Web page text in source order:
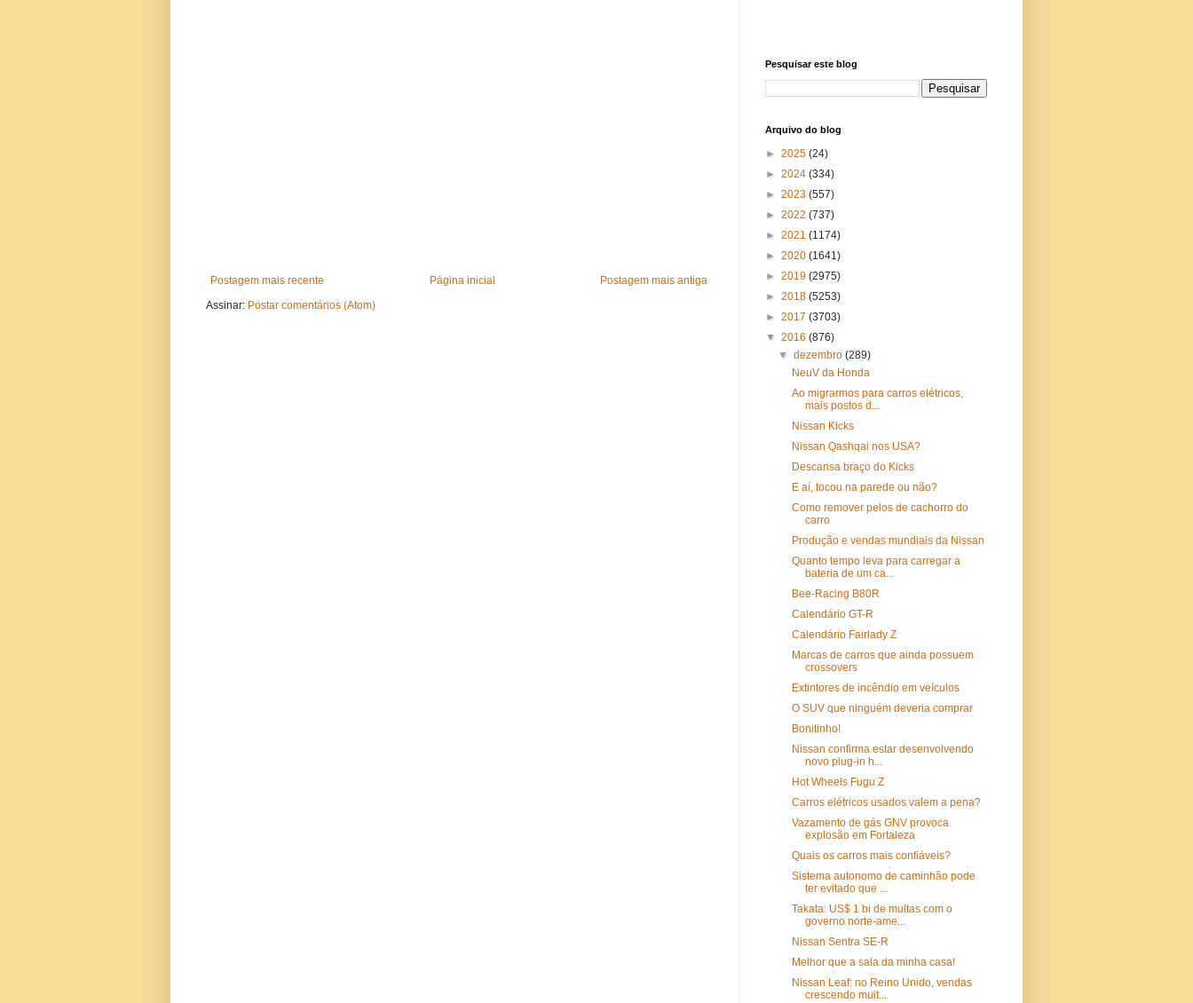
Postagem mais recente Postagem mais antiga
Página inicial
Assinar: Postar comentários (Atom)
Pesquisar este blog
Arquivo do blog
► 2025 (24)
► 2024 (334)
► 2023 (557)
► 2022 (737)
► 2021 (1174)
► 2020 (1641)
► 2019 (2975)
► 2018 (5253)
► 2017 (3703)
▼ 2016 (876)
▼dezembro(289)
NeuV da Honda
Ao migrarmos para carros elétricos,
mais postos d...
Nissan Kicks
Nissan Qashqai nos USA?
Descansa braço do Kicks
E aí, tocou na parede ou não?
Como remover pelos de cachorro do
carro
Produção e vendas mundiais da Nissan
Quanto tempo leva para carregar a
bateria de um ca...
Bee-Racing B80R
Calendário GT-R
Calendário Fairlady Z
Marcas de carros que ainda possuem
crossovers
Extintores de incêndio em veículos
O SUV que ninguém deveria comprar
Bonitinho!
Nissan confirma estar desenvolvendo
novo plug-in h...
Hot Wheels Fugu Z
Carros elétricos usados valem a pena?
Vazamento de gás GNV provoca
explosão em Fortaleza
Quais os carros mais confiáveis?
Sistema autonomo de caminhão pode
ter evitado que ...
Takata: US$ 1 bi de multas com o
governo norte-ame...
Nissan Sentra SE-R
Melhor que a sala da minha casa!
Nissan Leaf: no Reino Unido, vendas
crescendo muit...